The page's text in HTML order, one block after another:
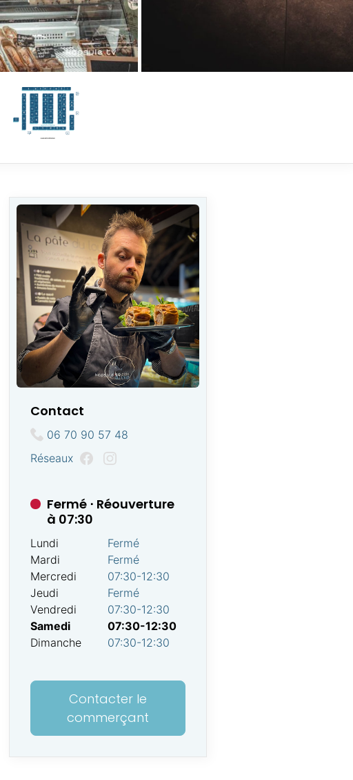
Contact
06 70 90 57 48
Réseaux
Fermé ⋅ Réouverture
à 07:30
Lundi
Fermé
Mardi
Fermé
Mercredi
07:30-12:30
Jeudi
Fermé
Vendredi
07:30-12:30
Samedi
07:30-12:30
Dimanche
07:30-12:30
Contacter le
commerçant